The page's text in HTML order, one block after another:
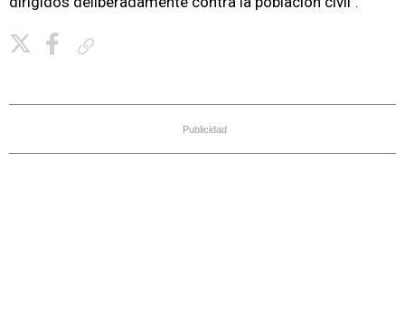
Publicidad